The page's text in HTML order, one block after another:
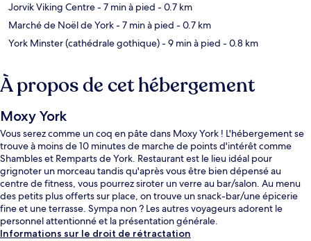
Jorvik Viking Centre- 7 min à pied - 0.7 km
Marché de Noël de York- 7 min à pied - 0.7 km
York Minster (cathédrale gothique)- 9 min à pied - 0.8 km
À propos de cet hébergement
Moxy York
Vous serez comme un coq en pâte dans Moxy York ! L'hébergement se
trouve à moins de 10 minutes de marche de points d'intérêt comme
Shambles et Remparts de York. Restaurant est le lieu idéal pour
grignoter un morceau tandis qu'après vous être bien dépensé au
centre de fitness, vous pourrez siroter un verre au bar/salon. Au menu
des petits plus offerts sur place, on trouve un snack-bar/une épicerie
fine et une terrasse. Sympa non ? Les autres voyageurs adorent le
personnel attentionné et la présentation générale.
Informations sur le droit de rétractation